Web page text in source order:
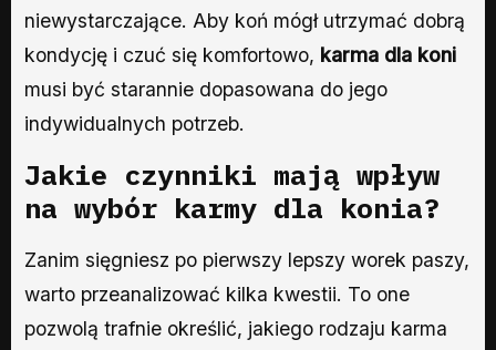
niewystarczające. Aby koń mógł utrzymać dobrą
kondycję i czuć się komfortowo, karma dla koni
musi być starannie dopasowana do jego
indywidualnych potrzeb.
Jakie czynniki mają wpływ
na wybór karmy dla konia?
Zanim sięgniesz po pierwszy lepszy worek paszy,
warto przeanalizować kilka kwestii. To one
pozwolą trafnie określić, jakiego rodzaju karma